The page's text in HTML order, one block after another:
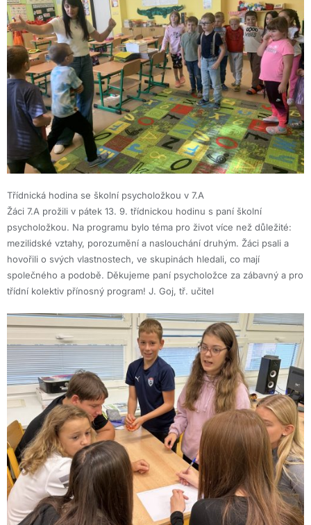
Třídnická hodina se školní psycholožkou v 7.A
Žáci 7.A prožili v pátek 13. 9. třídnickou hodinu s paní školní
psycholožkou. Na programu bylo téma pro život více než důležité:
mezilidské vztahy, porozumění a naslouchání druhým. Žáci psali a
hovořili o svých vlastnostech, ve skupinách hledali, co mají
společného a podobě. Děkujeme paní psycholožce za zábavný a pro
třídní kolektiv přínosný program! J. Goj, tř. učitel